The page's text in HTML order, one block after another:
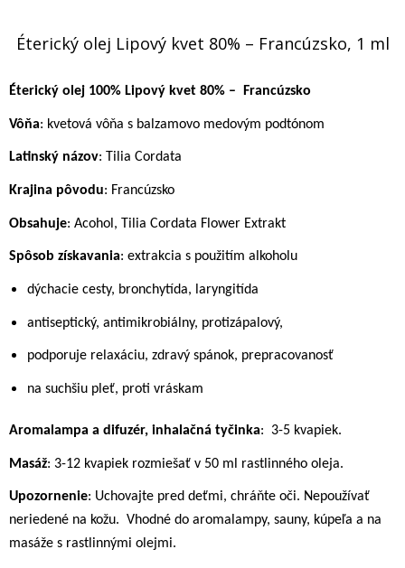
Éterický olej Lipový kvet 80% – Francúzsko, 1 ml
Éterický olej 100% Lipový kvet 80% – Francúzsko
Vôňa: kvetová vôňa s balzamovo medovým podtónom
Latinský názov: Tilia Cordata
Krajina pôvodu: Francúzsko
Obsahuje: Acohol, Tilia Cordata Flower Extrakt
Spôsob získavania: extrakcia s použitím alkoholu
dýchacie cesty, bronchytída, laryngitída
antiseptický, antimikrobiálny, protizápalový,
podporuje relaxáciu, zdravý spánok, prepracovanosť
na suchšiu pleť, proti vráskam
Aromalampa a difuzér, inhalačná tyčinka: 3-5 kvapiek.
Masáž: 3-12 kvapiek rozmiešať v 50 ml rastlinného oleja.
Upozornenie: Uchovajte pred deťmi, chráňte oči. Nepoužívať
neriedené na kožu. Vhodné do aromalampy, sauny, kúpeľa a na
masáže s rastlinnými olejmi.